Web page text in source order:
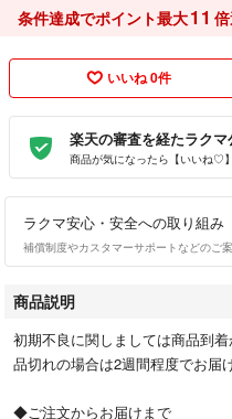
条件達成でポイント最大11
いいね 0件
楽天の審査を経たラク
商品が気になったら【いいね♡
ラクマ安心・安全への取り組み
補償制度やカスタマーサポートなどのご
商品説明
初期不良に関しましては商品到
品切れの場合は2週間程度でお届
◆ご注文からお届けまで